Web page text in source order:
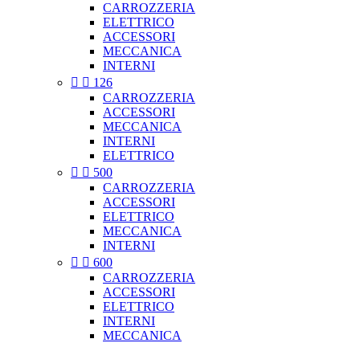
CARROZZERIA
ELETTRICO
ACCESSORI
MECCANICA
INTERNI
  126
CARROZZERIA
ACCESSORI
MECCANICA
INTERNI
ELETTRICO
  500
CARROZZERIA
ACCESSORI
ELETTRICO
MECCANICA
INTERNI
  600
CARROZZERIA
ACCESSORI
ELETTRICO
INTERNI
MECCANICA